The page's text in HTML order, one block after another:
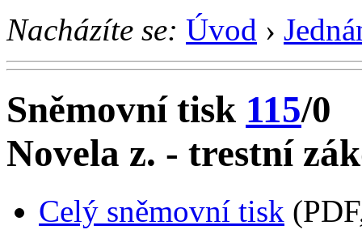
Nacházíte se: Úvod ›
Sněmovní tisk 115/0
Novela z. - trestní
Celý sněmovní tisk